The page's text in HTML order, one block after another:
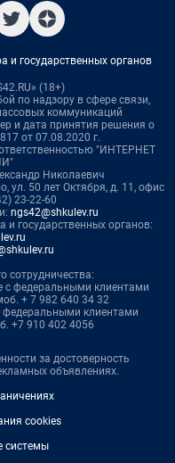
и государственных органов
(18+)
по надзору в сфере связи,
коммуникаций
и дата принятия решения о
от 07.08.2020 г.
"ИНТЕРНЕТ
Николаевич
ул. 50 лет Октября, д. 11, офис
23-22-60
ngs42@shkulev.ru
государственных органов:
сотрудничества:
федеральными клиентами
+ 7 982 640 34 32
федеральными клиентами
+7 910 402 4056
за достоверность
объявлениях.
cookies
системы